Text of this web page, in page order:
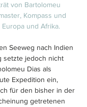
von Bartolomeu
Kompass und
und Afrika.
Seeweg nach Indien
setzte jedoch nicht
Dias als
Expedition ein,
für den bisher in der
getretenen